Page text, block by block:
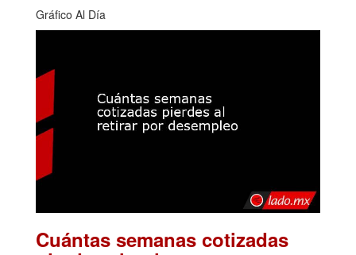
Gráfico Al Día
Cuántas semanas cotizadas